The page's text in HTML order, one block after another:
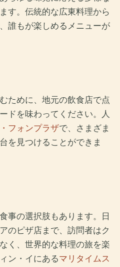
す。伝統的な広東料理から
誰もが楽しめるメニューが
ために、地元の飲食店で点
ドを味わってください。人
フォンプラザで、さまざま
を見つけることができま
事の選択肢もあります。日
のピザ店まで、訪問者はク
く、世界的な料理の旅を楽
ン・イにあるマリタイムス